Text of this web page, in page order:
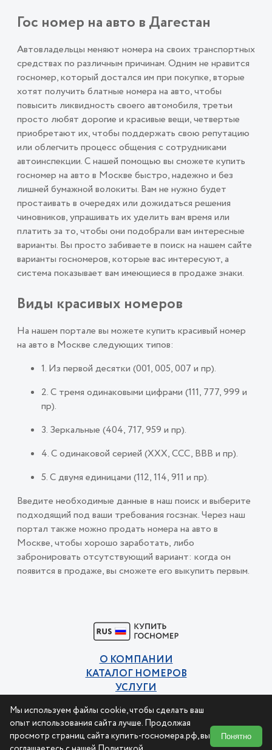
Гос номер на авто в Дагестан
Автовладельцы меняют номера на своих транспортных
средствах по различным причинам. Одним не нравится
госномер, который достался им при покупке, вторые
хотят получить блатные номера на авто, чтобы
повысить ликвидность своего автомобиля, третьи
просто любят дорогие и красивые вещи, четвертые
приобретают их, чтобы поддержать свою репутацию
или облегчить процесс общения с сотрудниками
автоинспекции. С нашей помощью вы сможете купить
госномер на авто в Москве быстро, надежно и без
лишней бумажной волокиты. Вам не нужно будет
простаивать в очередях или дожидаться решения
чиновников, упрашивать их уделить вам время или
платить за то, чтобы они подобрали вам интересные
варианты. Вы просто забиваете в поиск на нашем сайте
варианты госномеров, которые вас интересуют, а
система показывает вам имеющиеся в продаже знаки.
Виды красивых номеров
На нашем портале вы можете купить красивый номер
на авто в Москве следующих типов:
1. Из первой десятки (001, 005, 007 и пр).
2. С тремя одинаковыми цифрами (111, 777, 999 и
пр).
3. Зеркальные (404, 717, 959 и пр).
4. С одинаковой серией (ХХХ, ССС, ВВВ и пр).
5. С двумя единицами (112, 114, 911 и пр).
Введите необходимые данные в наш поиск и выберите
подходящий под ваши требования госзнак. Через наш
портал также можно продать номера на авто в
Москве, чтобы хорошо заработать, либо
забронировать отсутствующий вариант: когда он
появится в продаже, вы сможете его выкупить первым.
Мы используем файлы cookie, чтобы сделать ваш
опыт использования сайта лучше. Продолжая
просмотр страниц сайта купить-госномера.рф, вы
Понятно
О КОМПАНИИ
КАТАЛОГ НОМЕРОВ
УСЛУГИ
Политика конфиденциальности
Пользовательское соглашение